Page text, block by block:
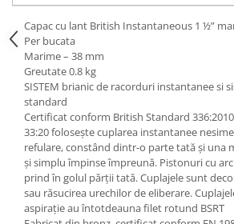
Capac cu lant British Instantaneous 1 ½”
Per bucata
Marime – 38 mm
Greutate 0.8 kg
SISTEM brianic de racorduri instantanee si
standard
Certificat conform British Standard
33:20 folosește cuplarea instantanee
refulare, constând dintr-o parte tată și una
și simplu împinse împreună. Pistonuri cu
prind în golul părții tată. Cuplajele sunt
sau răsucirea urechilor de eliberare.
aspirație au întotdeauna filet rotund BSRT